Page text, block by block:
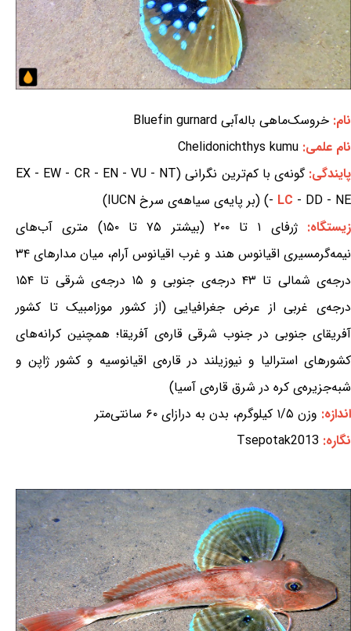
نام: خروسک‌ماهی باله‌آبی Bluefin gurnard
نام علمی: Chelidonichthys kumu
پایندگی:
گونه‌ی با کم‌ترین نگرانی (EX - EW - CR - EN - VU - NT
- LC - DD - NE) (بر پایه‌ی سیاهه‌ی سرخ IUCN)
زیستگاه:
ژرفای ۱ تا ۲۰۰ (بیشتر ۷۵ تا ۱۵۰) متری آب‌های
نیمه‌گرمسیری اقیانوس هند و غرب اقیانوس آرام، میان مدارهای ۳۴
درجه‌ی شمالی تا ۴۳ درجه‌ی جنوبی و ۱۵ درجه‌ی شرقی تا ۱۵۴
درجه‌ی غربی از عرض جغرافیایی (از کشور موزامبیک تا کشور
آفریقای جنوبی در جنوب شرقی قاره‌ی آفریقا؛ همچنین کرانه‌های
کشورهای استرالیا و نیوزیلند در قاره‌ی اقیانوسیه و کشور ژاپن و
شبه‌جزیره‌ی کره در شرق قاره‌ی آسیا)
اندازه: وزن ۱/۵ کیلوگرم، بدن به درازای ۶۰ سانتی‌متر
نگاره: Tsepotak2013